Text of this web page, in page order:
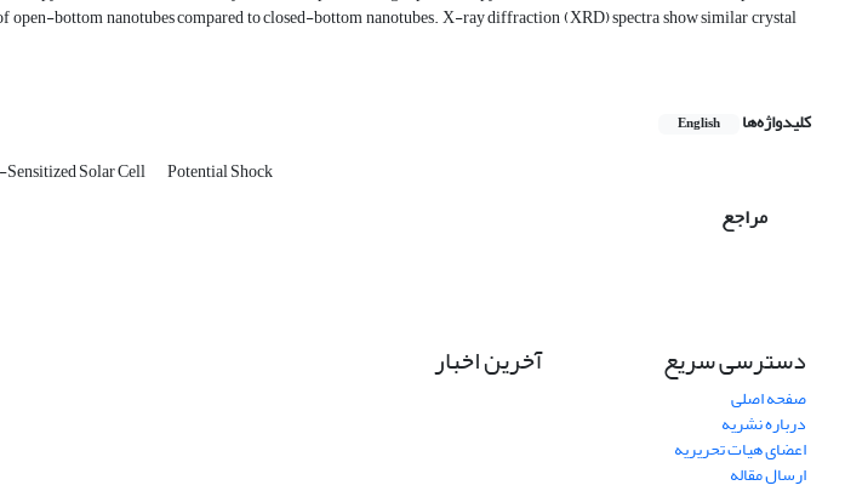
open-bottom nanotubes compared to closed-bottom nanotubes. X-ray diffraction (XRD) spectra show similar crystal
کلیدواژه‌ها English
Solar Cell Potential Shock
مراجع
دسترسی سریع
صفحه اصلی
درباره نشریه
اعضای هیات تحریریه
ارسال مقاله
آخرین اخبار